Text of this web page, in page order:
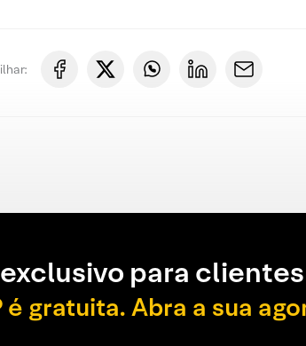
para
é gratuita. Abra a sua